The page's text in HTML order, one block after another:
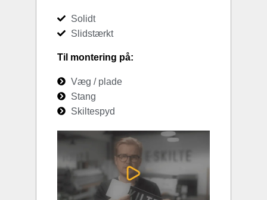
Solidt
Slidstærkt
Til montering på:
Væg / plade
Stang
Skiltespyd